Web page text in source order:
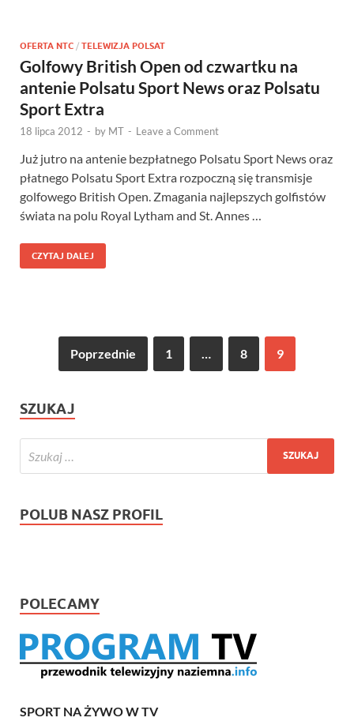
OFERTA NTC / TELEWIZJA POLSAT
Golfowy British Open od czwartku na
antenie Polsatu Sport News oraz Polsatu
Sport Extra
18 lipca 2012 - by MT - Leave a Comment
Już jutro na antenie bezpłatnego Polsatu Sport News oraz
płatnego Polsatu Sport Extra rozpoczną się transmisje
golfowego British Open. Zmagania najlepszych golfistów
świata na polu Royal Lytham and St. Annes …
CZYTAJ DALEJ
Poprzednie 1 8 9
SZUKAJ
POLUB NASZ PROFIL
POLECAMY
SPORT NA ŻYWO W TV